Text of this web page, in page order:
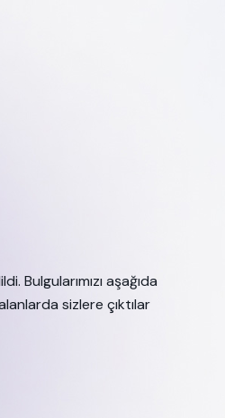
Bulgularımızı aşağıda
sizlere çıktılar